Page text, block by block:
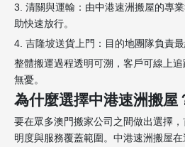
3. 清關與運輸：由中港速洲搬屋的專
助快速放行。
4. 吉隆坡送貨上門：目的地團隊負責最
整體搬運過程透明可溯，客戶可線上
無憂。
為什麼選擇中港速洲搬屋
要在眾多澳門搬家公司之間做出選擇
明度與服務覆蓋範圍。中港速洲搬屋在